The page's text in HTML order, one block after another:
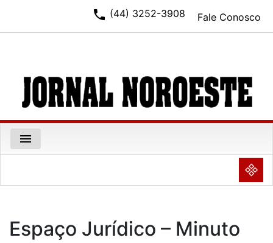
Fale Conosco
phone (44) 3252-3908
menu
NULL
Espaço Jurídico – Minuto